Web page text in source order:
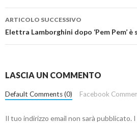
ARTICOLO SUCCESSIVO
Elettra Lamborghini dopo ‘Pem Pem’ è
LASCIA UN COMMENTO
Default Comments (0) Facebook
Il tuo indirizzo email non sarà pubblicato.